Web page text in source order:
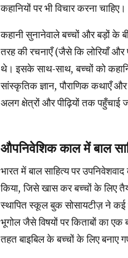
कहानियों पर भी विचार करना चाहिए।
कहानी सुनानेवाले बच्चों और बड़ों के बीच कोई फर्क नहीं करते थे। उनकी कहानियाँ सभी के लिए होती थीं। सिर्फ कुछ खास
तरह की रचनाएँ (जैसे कि लोरियाँ
थे। इसके साथ-साथ, बच्चों को
सांस्कृतिक ज्ञान, पौराणिक कथाएँ
अलग क्षेत्रों और पीढ़ियों तक पहुँचाई
औपनिवेशिक काल में बाल
भारत में बाल साहित्य पर उपनिवेशवाद का गहरा असर पड़ा। इसने बाल साहित्य को एक ऐसे लिखित रूप के तौर पर स्थापित
किया, जिसे खास कर बच्चों के लिए
स्थापित स्कूल बुक सोसायटीज़ ने कई
भूगोल जैसे विषयों पर किताबों का
तहत बाइबिल के बच्चों के लिए बनाए